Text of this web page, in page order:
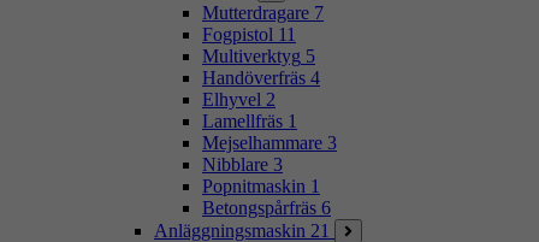
Mutterdragare 7
Fogpistol 11
Multiverktyg 5
Handöverfräs 4
Elhyvel 2
Lamellfräs 1
Mejselhammare 3
Nibblare 3
Popnitmaskin 1
Betongspårfräs 6
Anläggningsmaskin 21